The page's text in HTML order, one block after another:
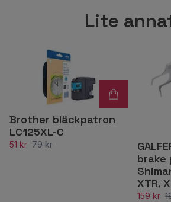
Lite
Brother bläckpatron
LC125XL-C
51 kr 79 kr
brake
XTR,
159 kr